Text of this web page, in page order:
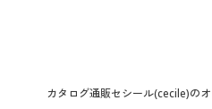
カタログ通販セシール(cecile)の